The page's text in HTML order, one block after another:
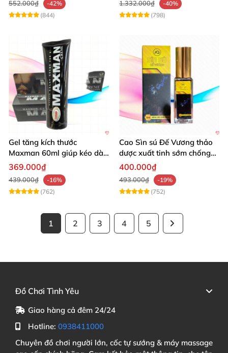
552.000₫
-42%
(844)
1.332.000₫
-40%
(798)
Gel tăng kích thước
Maxman 60ml giúp kéo dài
thời gian quan hệ hiệu quả
369.000₫
439.000₫
-16%
(762)
Cao Sìn sú Đế Vương thảo
dược xuất tinh sớm chống
hiệu quả nhất
400.000₫
493.000₫
-19%
(752)
1 2 3 4 5
Đồ Chơi Tình Yêu
Giao hàng cả đêm 24/24
Hotline: 0938411000
Chuyên đồ chơi người lớn, cốc tự sướng & máy massage